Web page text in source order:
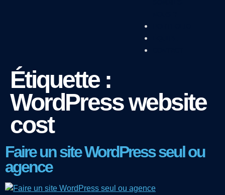
Étiquette :
WordPress website
cost
Faire un site WordPress seul ou
agence